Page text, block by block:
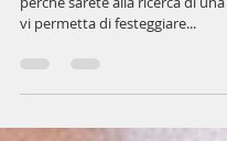
guida
perché sarete alla ricerca di
vi permetta di festeggiare...